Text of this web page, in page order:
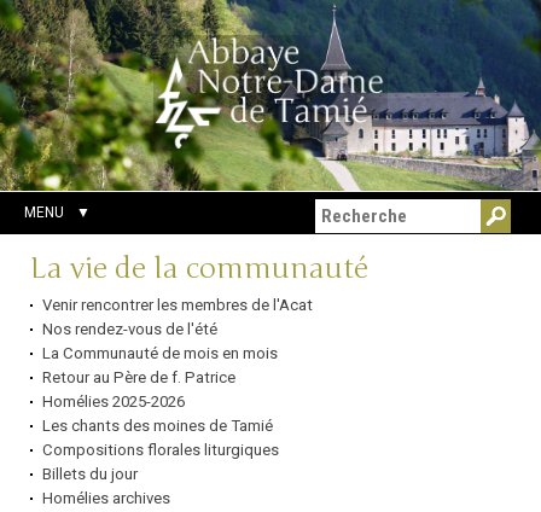
Aller
au
contenu.
|
Aller
à
la
navigation
Outils
personnels
Chercher par
Recherche
avancée…
MENU
Navigation
La vie de la communauté
Venir rencontrer les membres de l'Acat
Nos rendez-vous de l'été
La Communauté de mois en mois
Retour au Père de f. Patrice
Homélies 2025-2026
Les chants des moines de Tamié
Compositions florales liturgiques
Billets du jour
Homélies archives